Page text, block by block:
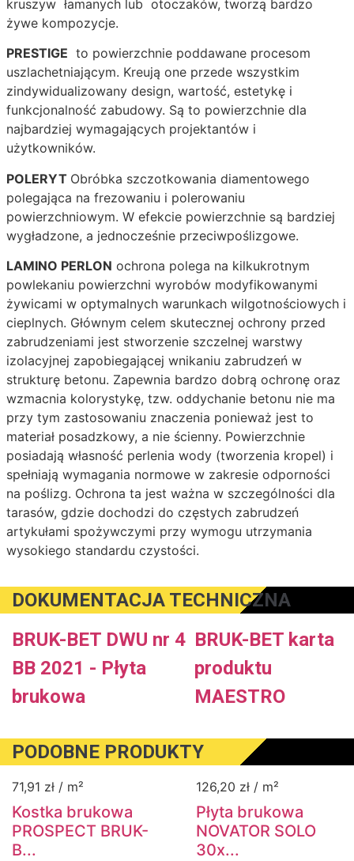
kruszyw łamanych lub otoczaków, tworzą bardzo
żywe kompozycje.
PRESTIGE to powierzchnie poddawane procesom
uszlachetniającym. Kreują one przede wszystkim
zindywidualizowany design, wartość, estetykę i
funkcjonalność zabudowy. Są to powierzchnie dla
najbardziej wymagających projektantów i
użytkowników.
POLERYT Obróbka szczotkowania diamentowego
polegająca na frezowaniu i polerowaniu
powierzchniowym. W efekcie powierzchnie są bardziej
wygładzone, a jednocześnie przeciwpoślizgowe.
LAMINO PERLON ochrona polega na kilkukrotnym
powlekaniu powierzchni wyrobów modyfikowanymi
żywicami w optymalnych warunkach wilgotnościowych i
cieplnych. Głównym celem skutecznej ochrony przed
zabrudzeniami jest stworzenie szczelnej warstwy
izolacyjnej zapobiegającej wnikaniu zabrudzeń w
strukturę betonu. Zapewnia bardzo dobrą ochronę oraz
wzmacnia kolorystykę, tzw. oddychanie betonu nie ma
przy tym zastosowaniu znaczenia ponieważ jest to
materiał posadzkowy, a nie ścienny. Powierzchnie
posiadają własność perlenia wody (tworzenia kropel) i
spełniają wymagania normowe w zakresie odporności
na poślizg. Ochrona ta jest ważna w szczególności dla
tarasów, gdzie dochodzi do częstych zabrudzeń
artykułami spożywczymi przy wymogu utrzymania
wysokiego standardu czystości.
DOKUMENTACJA TECHNICZNA
BRUK-BET DWU nr 4
BB 2021 - Płyta
brukowa
BRUK-BET karta
produktu
MAESTRO
PODOBNE PRODUKTY
71,91 zł / m²
Kostka brukowa
PROSPECT BRUK-
B...
126,20 zł / m²
Płyta brukowa
NOVATOR SOLO
30x...